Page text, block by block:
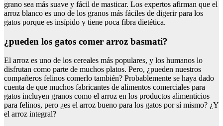
grano sea más suave y fácil de masticar. Los expertos afirman que el
arroz blanco es uno de los granos más fáciles de digerir para los
gatos porque es insípido y tiene poca fibra dietética.
¿pueden los gatos comer arroz basmati?
El arroz es uno de los cereales más populares, y los humanos lo
disfrutan como parte de muchos platos. Pero, ¿pueden nuestros
compañeros felinos comerlo también? Probablemente se haya dado
cuenta de que muchos fabricantes de alimentos comerciales para
gatos incluyen granos como el arroz en los productos alimenticios
para felinos, pero ¿es el arroz bueno para los gatos por sí mismo? ¿Y
el arroz integral?